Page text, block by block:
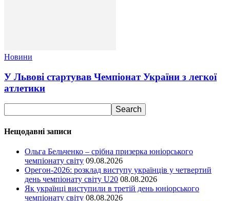
Новини
У Львові стартував Чемпіонат України з легкої
атлетики
Нещодавні записи
Ольга Бельченко – срібна призерка юніорського
чемпіонату світу 09.08.2026
Орегон-2026: розклад виступу українців у четвертий
день чемпіонату світу U20 08.08.2026
Як українці виступили в третій день юніорського
чемпіонату світу 08.08.2026